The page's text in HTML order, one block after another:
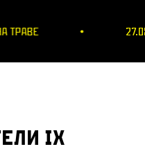
НА ТРАВЕ
IX